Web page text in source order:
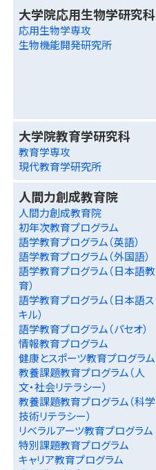
大学院応用生物学研究科
応用生物学専攻
生物機能開発研究所
大学院教育学研究科
教育学専攻
現代教育学研究所
人間力創成教育院
人間力創成教育院
初年次教育プログラム
語学教育プログラム（英語）
語学教育プログラム（外国語）
語学教育プログラム（日本語教
育）
語学教育プログラム（日本語ス
キル）
語学教育プログラム（パセオ）
情報教育プログラム
健康とスポーツ教育プログラム
教養課題教育プログラム（人
文・社会リテラシー）
教養課題教育プログラム（科学
技術リテラシー）
リベラルアーツ教育プログラム
特別課題教育プログラム
キャリア教育プログラム